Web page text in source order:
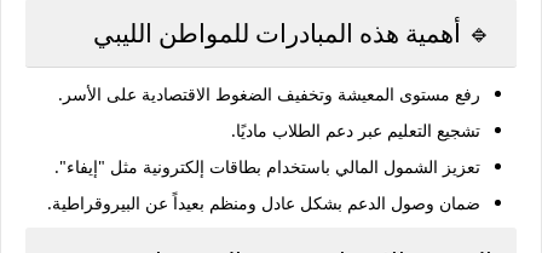
🔹 أهمية هذه المبادرات للمواطن الليبي
رفع مستوى المعيشة وتخفيف الضغوط الاقتصادية على الأسر.
تشجيع التعليم عبر دعم الطلاب ماديًا.
تعزيز الشمول المالي باستخدام بطاقات إلكترونية مثل "إيفاء".
ضمان وصول الدعم بشكل عادل ومنظم بعيداً عن البيروقراطية.